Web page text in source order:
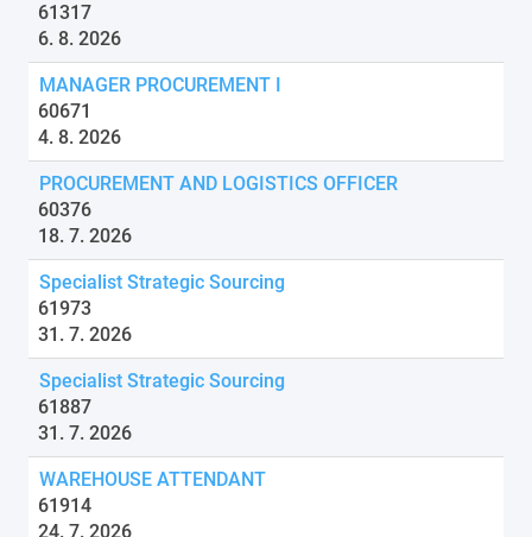
61317
6. 8. 2026
MANAGER PROCUREMENT I
60671
4. 8. 2026
PROCUREMENT AND LOGISTICS OFFICER
60376
18. 7. 2026
Specialist Strategic Sourcing
61973
31. 7. 2026
Specialist Strategic Sourcing
61887
31. 7. 2026
WAREHOUSE ATTENDANT
61914
24. 7. 2026